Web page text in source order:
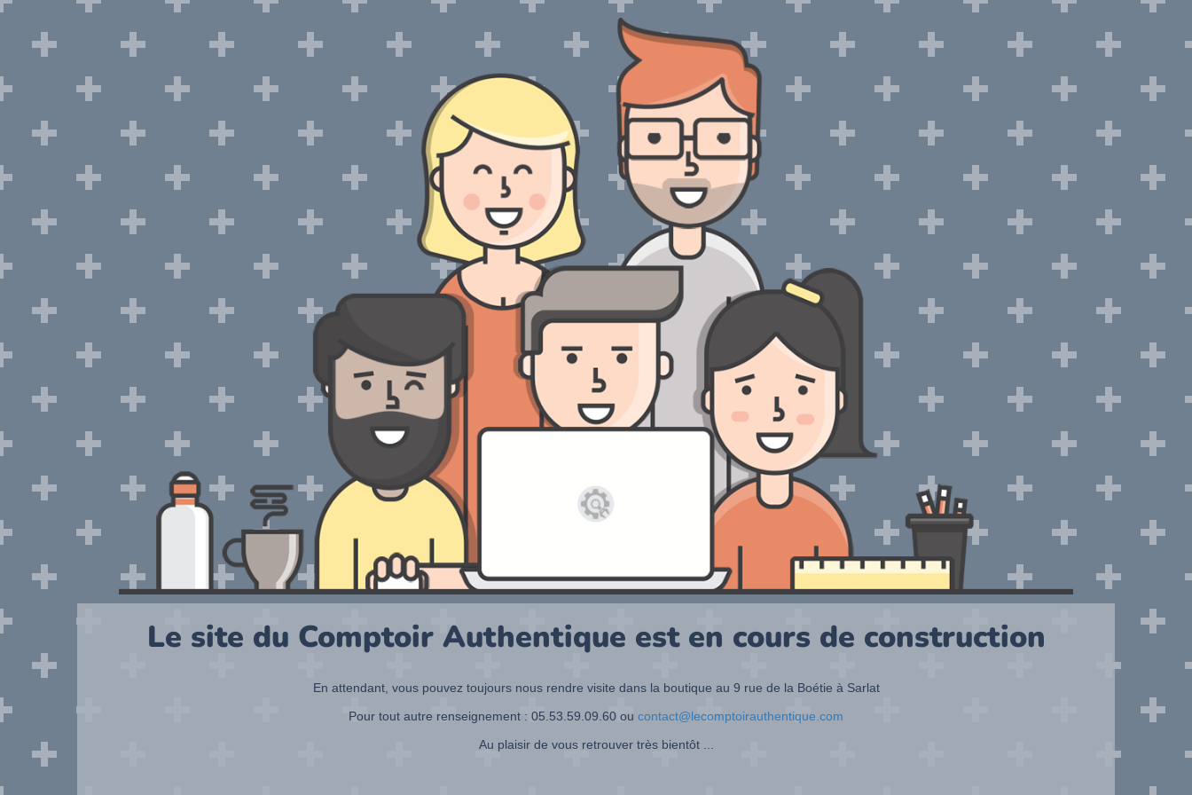
Le site du Comptoir Authentique est en cours de construction
En attendant, vous pouvez toujours nous rendre visite dans la boutique au 9 rue de la Boétie à Sarlat
Pour tout autre renseignement : 05.53.59.09.60 ou contact@lecomptoirauthentique.com
Au plaisir de vous retrouver très bientôt ...